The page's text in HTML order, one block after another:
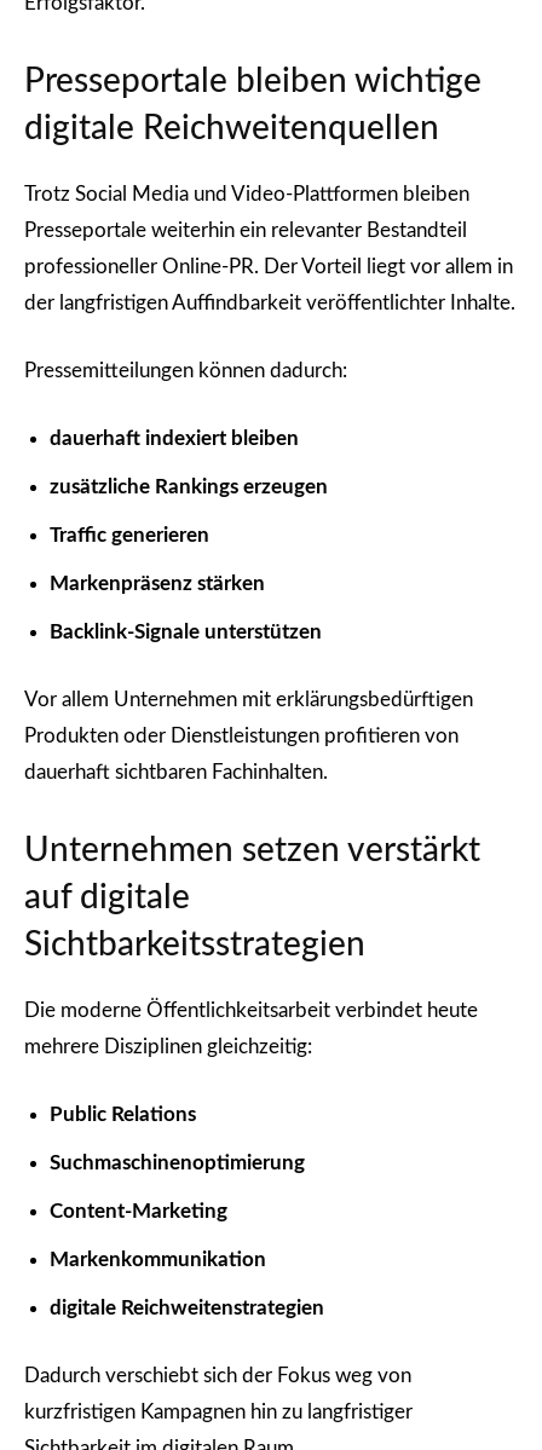
Presseportale bleiben wichtige
digitale Reichweitenquellen
Trotz Social Media und Video-Plattformen bleiben
Presseportale weiterhin ein relevanter Bestandteil
professioneller Online-PR. Der Vorteil liegt vor allem in
der langfristigen Auffindbarkeit veröffentlichter Inhalte.
Pressemitteilungen können dadurch:
dauerhaft indexiert bleiben
zusätzliche Rankings erzeugen
Traffic generieren
Markenpräsenz stärken
Backlink-Signale unterstützen
Vor allem Unternehmen mit erklärungsbedürftigen
Produkten oder Dienstleistungen profitieren von
dauerhaft sichtbaren Fachinhalten.
Unternehmen setzen verstärkt
auf digitale
Sichtbarkeitsstrategien
Die moderne Öffentlichkeitsarbeit verbindet heute
mehrere Disziplinen gleichzeitig:
Public Relations
Suchmaschinenoptimierung
Content-Marketing
Markenkommunikation
digitale Reichweitenstrategien
Dadurch verschiebt sich der Fokus weg von
kurzfristigen Kampagnen hin zu langfristiger